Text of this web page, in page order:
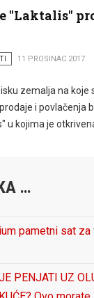
"Laktalis"
11 PROSINAC 2017
zemalja na koje
i povlačenja
u kojima je
…
pametni sat
PENJATI UZ